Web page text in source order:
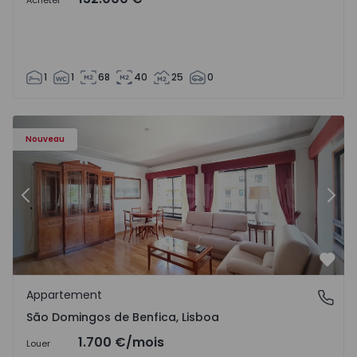
1 1 68 40 25 0
Nouveau
Précédent
São Domingos de Benfica, Lisboa
Appartement
São Domingos de Benfica, Lisboa
Louer 1.700 €/mois